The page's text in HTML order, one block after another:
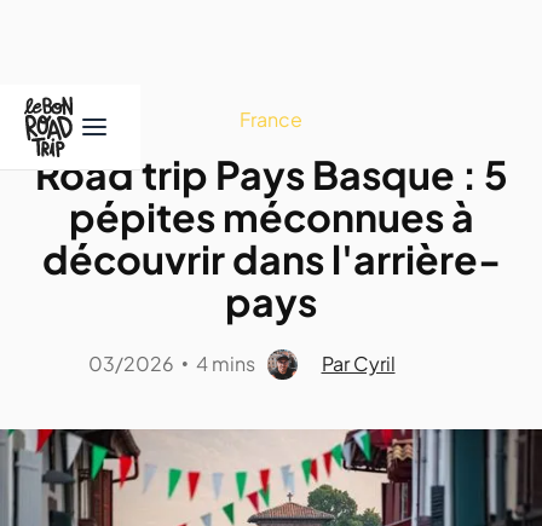
France
Road trip Pays Basque : 5
pépites méconnues à
découvrir dans l'arrière-
pays
03/2026 • 4 mins Par Cyril